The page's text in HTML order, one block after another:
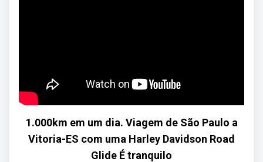
1.000km em um dia. Viagem de São Paulo a
Vitoria-ES com uma Harley Davidson Road
Glide É tranquilo